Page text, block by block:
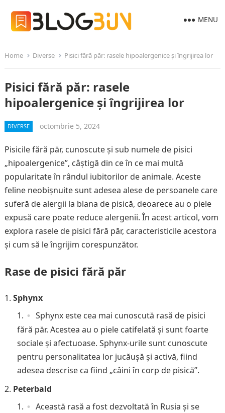
MENU
Home Diverse Pisici fără păr: rasele hipoalergenice și îngrijirea lor
Pisici fără păr: rasele
hipoalergenice și îngrijirea lor
DIVERSE octombrie 5, 2024
Pisicile fără păr, cunoscute și sub numele de pisici
„hipoalergenice”, câștigă din ce în ce mai multă
popularitate în rândul iubitorilor de animale. Aceste
feline neobișnuite sunt adesea alese de persoanele care
suferă de alergii la blana de pisică, deoarece au o piele
expusă care poate reduce alergenii. În acest articol, vom
explora rasele de pisici fără păr, caracteristicile acestora
și cum să le îngrijim corespunzător.
Rase de pisici fără păr
Sphynx
Sphynx este cea mai cunoscută rasă de pisici
fără păr. Acestea au o piele catifelată și sunt foarte
sociale și afectuoase. Sphynx-urile sunt cunoscute
pentru personalitatea lor jucăușă și activă, fiind
adesea descrise ca fiind „câini în corp de pisică”.
Peterbald
Această rasă a fost dezvoltată în Rusia și se